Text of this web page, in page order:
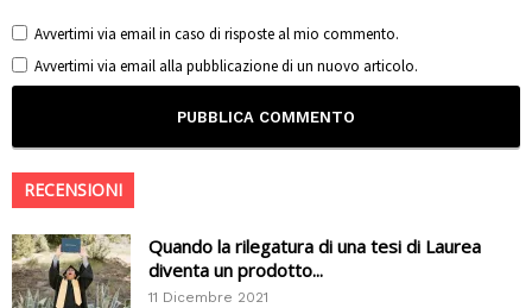
Avvertimi via email in caso di risposte al mio commento.
Avvertimi via email alla pubblicazione di un nuovo articolo.
RECENSIONI
Quando la rilegatura di una tesi di Laurea
diventa un prodotto...
11 Dicembre 2021